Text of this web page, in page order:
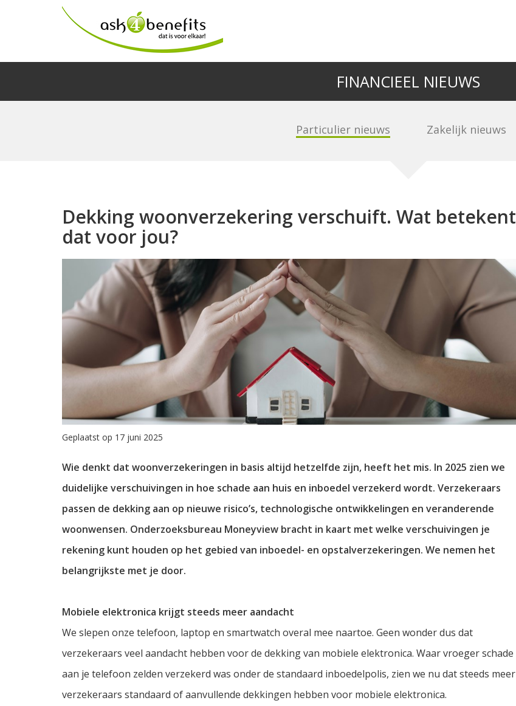
FINANCIEEL NIEUWS
Particulier nieuws Zakelijk nieuws
Dekking woonverzekering verschuift. Wat betekent
dat voor jou?
Geplaatst op 17 juni 2025
Wie denkt dat woonverzekeringen in basis altijd hetzelfde zijn, heeft het mis. In 2025 zien we
duidelijke verschuivingen in hoe schade aan huis en inboedel verzekerd wordt. Verzekeraars
passen de dekking aan op nieuwe risico’s, technologische ontwikkelingen en veranderende
woonwensen. Onderzoeksbureau Moneyview bracht in kaart met welke verschuivingen je
rekening kunt houden op het gebied van inboedel- en opstalverzekeringen. We nemen het
belangrijkste met je door.
Mobiele elektronica krijgt steeds meer aandacht
We slepen onze telefoon, laptop en smartwatch overal mee naartoe. Geen wonder dus dat
verzekeraars veel aandacht hebben voor de dekking van mobiele elektronica. Waar vroeger schade
aan je telefoon zelden verzekerd was onder de standaard inboedelpolis, zien we nu dat steeds meer
verzekeraars standaard of aanvullende dekkingen hebben voor mobiele elektronica.